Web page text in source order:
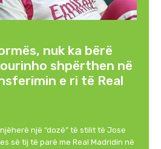
nuk ka bërë
shpërthen në
e ri të Real
një “dozë” të stilit të Jose
së tij të parë me Real Madridin në